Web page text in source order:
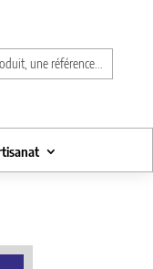
une référence...